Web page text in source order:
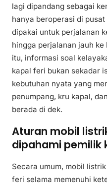
lagi dipandang sebagai
hanya beroperasi di
dipakai untuk perjalanan
hingga perjalanan jauh
itu, informasi soal
kapal feri bukan sekadar
kebutuhan nyata yang
penumpang, kru kapal,
berada di dek.
Aturan mobil
dipahami pemilik
Secara umum, mobil
feri selama memenuhi